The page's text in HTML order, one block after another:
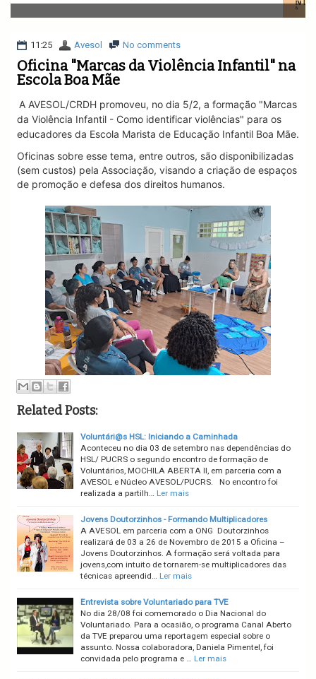
v
i
a
t
i
11:25 Avesol No comments
Oficina "Marcas da Violência Infantil" na
Escola Boa Mãe
A AVESOL/CRDH promoveu, no dia 5/2, a formação "Marcas
da Violência Infantil - Como identificar violências" para os
educadores da Escola Marista de Educação Infantil Boa Mãe.
Oficinas sobre esse tema, entre outros, são disponibilizadas
(sem custos) pela Associação, visando a criação de espaços
de promoção e defesa dos direitos humanos.
Related Posts:
Voluntári@s HSL: Iniciando a Caminhada
Aconteceu no dia 03 de setembro nas dependências do
HSL/ PUCRS o segundo encontro de formação de
Voluntários, MOCHILA ABERTA II, em parceria com a
AVESOL e Núcleo AVESOL/PUCRS. No encontro foi
realizada a partilh… Ler mais
Jovens Doutorzinhos - Formando Multiplicadores
A AVESOL em parceria com a ONG Doutorzinhos
realizará de 03 a 26 de Novembro de 2015 a Oficina –
Jovens Doutorzinhos. A formação será voltada para
jovens,com intuito de tornarem-se multiplicadores das
técnicas apreendid… Ler mais
Entrevista sobre Voluntariado para TVE
No dia 28/08 foi comemorado o Dia Nacional do
Voluntariado. Para a ocasião, o programa Canal Aberto
da TVE preparou uma reportagem especial sobre o
assunto. Nossa colaboradora, Daniela Pimentel, foi
convidada pelo programa e … Ler mais